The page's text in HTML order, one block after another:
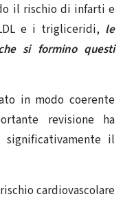
il rischio di infarti e
e i trigliceridi, le
si formino questi
in modo coerente
revisioneha
il
cardiovascolare